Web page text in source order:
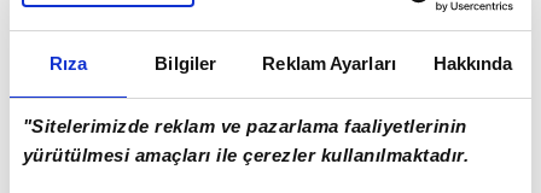
Rıza Bilgiler Reklam Ayarları Hakkında
"Sitelerimizde reklam ve pazarlama faaliyetlerinin
yürütülmesi amaçları ile çerezler kullanılmaktadır.
İngiltere'de ne olacağını ve ne zaman söz
konusu başvuruyu yapacağını beklememiz
lazım." dedi.
\r\n\r\n